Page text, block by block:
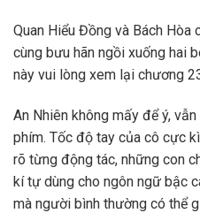
Quan Hiểu Đồng và Bách Hòa
cùng bưu hãn ngồi xuống hai
này vui lòng xem lại chương
An Nhiên không mấy để ý,
phím. Tốc độ tay của cô cực
rõ từng động tác, những con
kí tự dùng cho ngôn ngữ bậc
mà người bình thường có thể